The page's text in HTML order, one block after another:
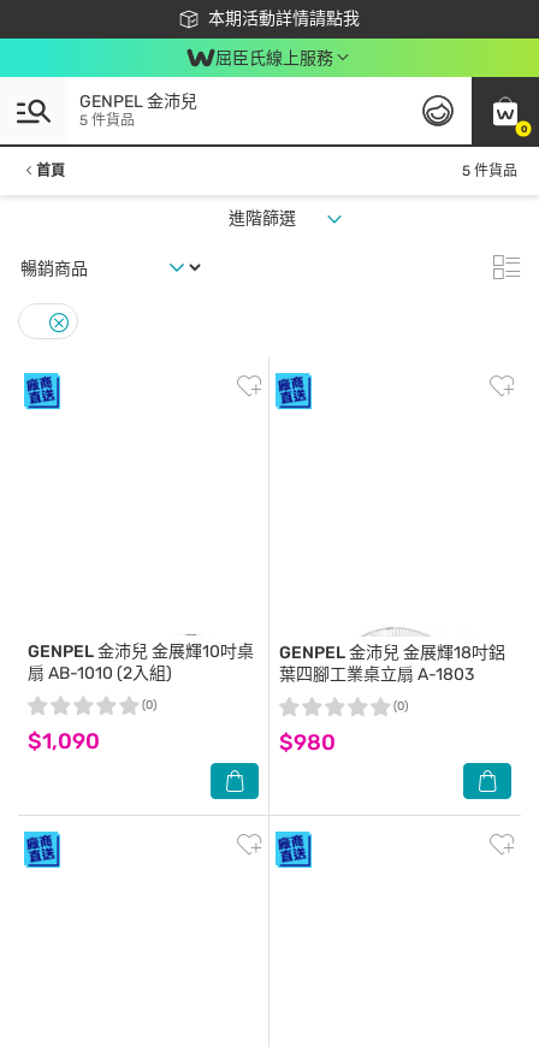
本期活動詳情請點我
下載app最高回饋$350
屈臣氏線上服務
0
GENPEL 金沛兒
5 件貨品
首頁 5 件貨品
進階篩選
GENPEL 金沛兒金展輝10吋桌
扇 AB-1010 (2入組)
$1,090
(0)
GENPEL 金沛兒金展輝18吋鋁
葉四腳工業桌立扇 A-1803
$980
(0)